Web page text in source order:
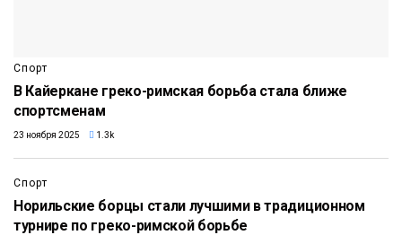
Спорт
В Кайеркане греко-римская борьба стала ближе
спортсменам
23 ноября 2025 1.3k
Спорт
Норильские борцы стали лучшими в традиционном
турнире по греко-римской борьбе